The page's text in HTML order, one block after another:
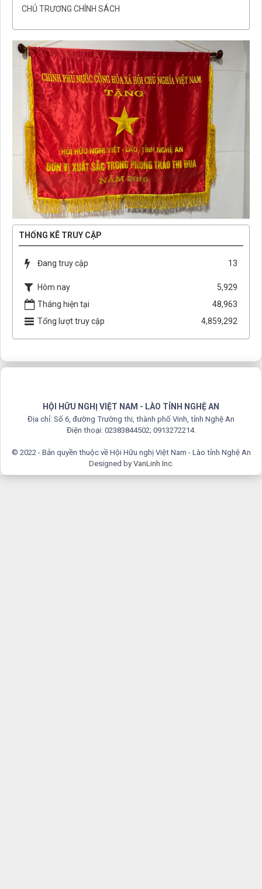
CHỦ TRƯƠNG CHÍNH SÁCH
THỐNG KÊ TRUY CẬP
Đang truy cập 13
Hôm nay
5,929
Tháng hiện tại
48,963
Tổng lượt truy cập
4,859,292
HỘI HỮU NGHỊ VIỆT NAM - LÀO TỈNH NGHỆ AN
Địa chỉ: Số 6, đường Trường thi, thành phố Vinh, tỉnh Nghệ An
Điện thoại: 02383844502; 0913272214.
© 2022 - Bản quyền thuộc về Hội Hữu nghị Việt Nam - Lào tỉnh Nghệ An
Designed by VanLinh Inc.